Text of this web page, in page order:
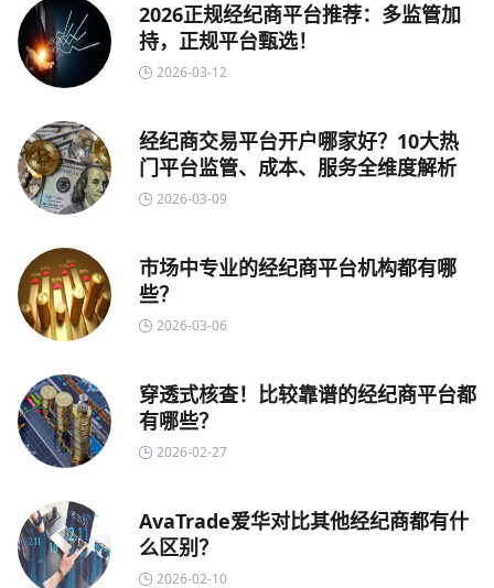
2026正规经纪商平台推荐：多监管加
持，正规平台甄选！
2026-03-12
经纪商交易平台开户哪家好？10大热
门平台监管、成本、服务全维度解析
2026-03-09
市场中专业的经纪商平台机构都有哪
些？
2026-03-06
穿透式核查！比较靠谱的经纪商平台都
有哪些？
2026-02-27
AvaTrade爱华对比其他经纪商都有什
么区别？
2026-02-10